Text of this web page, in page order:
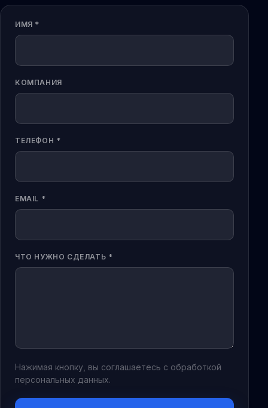
ИМЯ *
КОМПАНИЯ
ТЕЛЕФОН *
EMAIL *
ЧТО НУЖНО СДЕЛАТЬ *
Нажимая кнопку, вы соглашаетесь с обработкой
персональных данных.